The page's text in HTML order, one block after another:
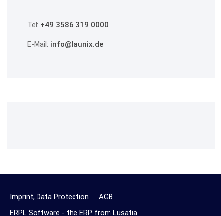
Tel: +49 3586 319 0000
E-Mail: info@launix.de
Imprint, Data Protection
AGB
ERPL Software - the ERP from Lusatia